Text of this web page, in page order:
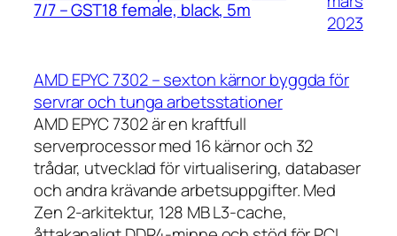
7/7 – GST18 female, black, 5m
2023
AMD EPYC 7302 – sexton kärnor byggda för
servrar och tunga arbetsstationer
AMD EPYC 7302 är en kraftfull
serverprocessor med 16 kärnor och 32
trådar, utvecklad för virtualisering, databaser
och andra krävande arbetsuppgifter. Med
Zen 2-arkitektur, 128 MB L3-cache,